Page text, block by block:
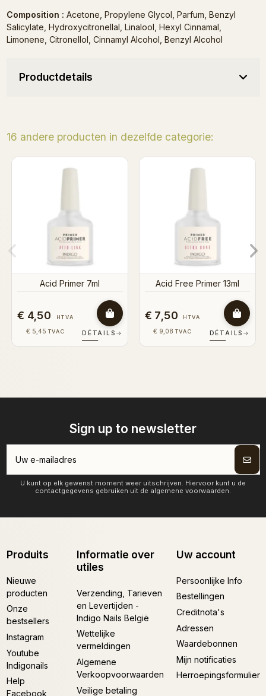
Composition : Acetone, Propylene Glycol, Parfum, Benzyl
Salicylate, Hydroxycitronellal, Linalool, Hexyl Cinnamal,
Limonene, Citronellol, Cinnamyl Alcohol, Benzyl Alcohol
Productdetails
16 andere producten in dezelfde categorie:
Acid Free Primer 13ml
€ 7,50 HTVA
€ 9,08 TVAC DÉTAILS →
Acid Primer 13ml
€ 7,50 HTVA
€ 9,08 TVAC DÉTAILS →
Sign up to newsletter
U kunt op elk gewenst moment weer uitschrijven. Hiervoor kunt u de
contactgegevens gebruiken uit de algemene voorwaarden.
Produits
Nieuwe
producten
Onze
bestsellers
Instagram
Youtube
Indigonails
Help
Facebook
Informatie over
utiles
Verzending, Tarieven
en Levertijden -
Indigo Nails België
Wettelijke
vermeldingen
Algemene
Verkoopvoorwaarden
Veilige betaling
Uw account
Persoonlijke Info
Bestellingen
Creditnota's
Adressen
Waardebonnen
Mijn notificaties
Herroepingsformulier